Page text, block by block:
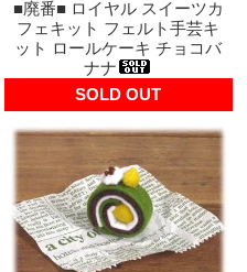
■廃番■ ロイヤル スイーツカ
フェキット フェルト手芸キ
ット ロールケーキ チョコバ
ナナ
SOLD OUT